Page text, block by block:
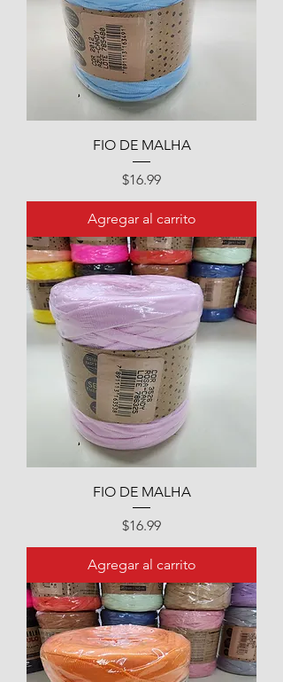
FIO DE MALHA
Precio
$16.99
Agregar al carrito
FIO DE MALHA
Precio
$16.99
Agregar al carrito